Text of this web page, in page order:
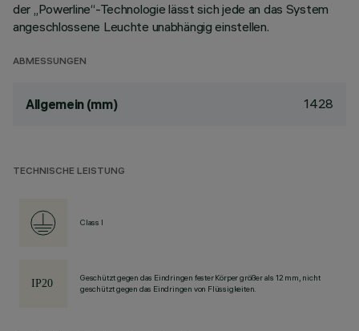
der „Powerline“-Technologie lässt sich jede an das System
angeschlossene Leuchte unabhängig einstellen.
ABMESSUNGEN
Allgemein (mm) 1428
TECHNISCHE LEISTUNG
Class I
Geschützt gegen das Eindringen fester Körper größer als 12 mm, nicht
geschützt gegen das Eindringen von Flüssigkeiten.